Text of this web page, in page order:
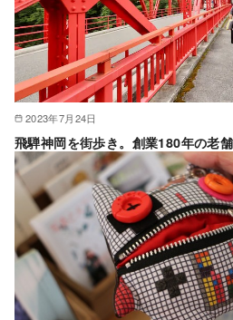
2023年7月24日
飛騨神岡を街歩き。創業180年の老